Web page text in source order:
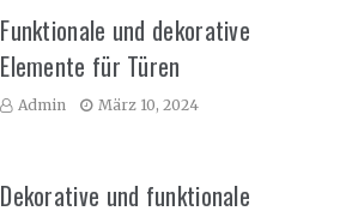
Funktionale und dekorative
Elemente für Türen
Admin März 10, 2024
Dekorative und funktionale